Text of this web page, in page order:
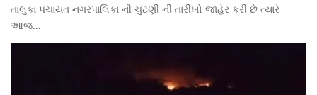
તાલુકા પંચાયત નગરપાલિકા ની ચુંટણી ની તારીખો જાહેર કરી છે ત્યારે
આજ…